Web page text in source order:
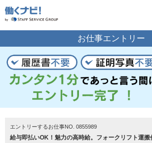
お仕事エントリー
エントリーするお仕事NO. 0855989
給与即払いOK！魅力の高時給。フォークリフト運
お仕事の案内をご希望の方
エントリーする
トップページ